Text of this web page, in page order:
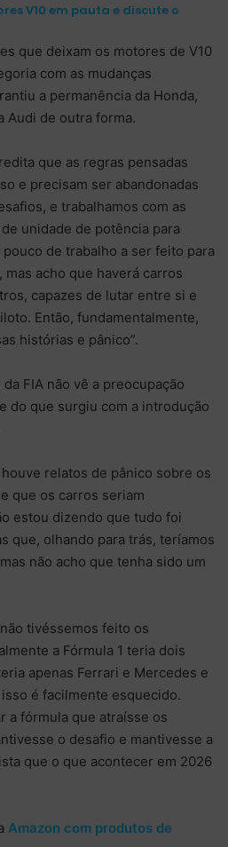
V10 em pauta e discute o
que deixam os motores de V10
com as mudanças
a permanência da Honda,
Audi de outra forma.
que as regras pensadas
e precisam ser abandonadas
e trabalhamos com as
unidade de potência para
de trabalho a ser feito para
acho que haverá carros
capazes de lutar entre si e
Então, fundamentalmente,
histórias e pânico”.
FIA não vê a preocupação
do que surgiu com a introdução
relatos de pânico sobre os
que os carros seriam
estou dizendo que tudo foi
que, olhando para trás, teríamos
não acho que tenha sido um
tivéssemos feito os
a Fórmula 1 teria dois
apenas Ferrari e Mercedes e
é facilmente esquecido.
a fórmula que atraísse os
o desafio e mantivesse a
que o que acontecer em 2026
Amazon com produtos de